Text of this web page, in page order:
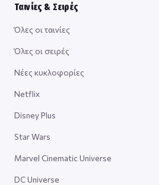
Ταινίες & Σειρές
Όλες οι ταινίες
Όλες οι σειρές
Νέες κυκλοφορίες
Netflix
Disney Plus
Star Wars
Marvel Cinematic Universe
DC Universe